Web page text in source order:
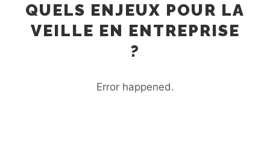
QUELS ENJEUX POUR LA
VEILLE EN ENTREPRISE
?
Error happened.